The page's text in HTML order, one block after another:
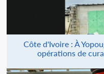
Côte d'Ivoire : À
opérations de